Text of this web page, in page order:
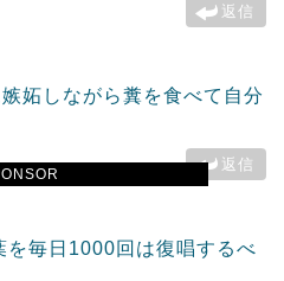
返信
妬しながら糞を食べて自分
返信
を毎日1000回は復唱するべ